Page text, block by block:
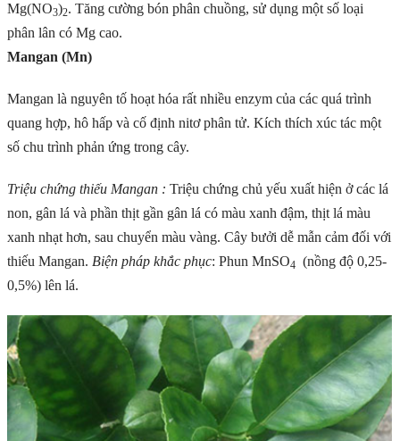
Mg(NO3)2. Tăng cường bón phân chuồng, sử dụng một số loại
phân lân có Mg cao.
Mangan (Mn)
Mangan là nguyên tố hoạt hóa rất nhiều enzym của các quá trình
quang hợp, hô hấp và cố định nitơ phân tử. Kích thích xúc tác một
số chu trình phản ứng trong cây.
Triệu chứng thiếu Mangan : Triệu chứng chủ yếu xuất hiện ở các lá
non, gân lá và phần thịt gần gân lá có màu xanh đậm, thịt lá màu
xanh nhạt hơn, sau chuyển màu vàng. Cây bưởi dễ mẫn cảm đối với
thiếu Mangan. Biện pháp khắc phục: Phun MnSO4 (nồng độ 0,25-
0,5%) lên lá.